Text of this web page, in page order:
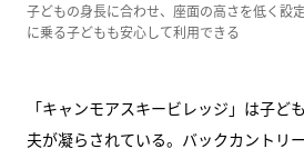
子どもの身長に合わせ、座面の高さを低く設
に乗る子どもも安心して利用できる
「キャンモアスキービレッジ」は子ど
夫が凝らされている。バックカントリ